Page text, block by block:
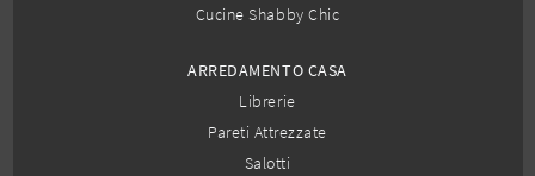
Cucine Shabby Chic
ARREDAMENTO CASA
Librerie
Pareti Attrezzate
Salotti